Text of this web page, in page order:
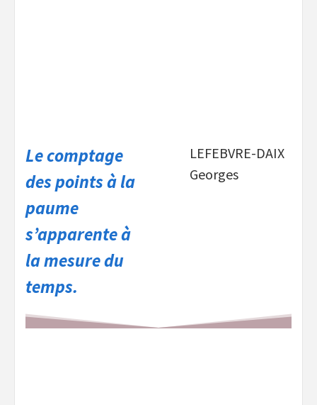
Le comptage
des points à la
paume
s’apparente à
la mesure du
temps.
LEFEBVRE-DAIX
Georges